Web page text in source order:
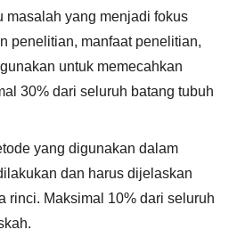
masalah yang menjadi fokus
penelitian, manfaat penelitian,
untuk memecahkan
30% dari seluruh batang tubuh
yang digunakan dalam
dan harus dijelaskan
rinci. Maksimal 10% dari seluruh